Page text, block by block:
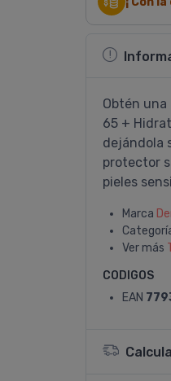
Obtén una
65 +
dejándola
protector
pieles
Marca
Ver más
CODIGOS
EAN